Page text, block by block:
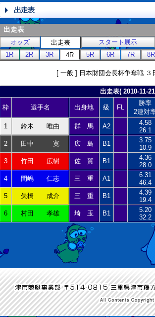
出走表
オッズ 出走表
スタート展示
1R
2R 3R 4R 5R 6R 7R 8R
[ 一般 ] 日本財団会長杯争奪戦
出走表( 2010-11-
枠 選手名 出身地 級 FL
勝率
2連対
1
鈴木 唯由 群 馬 A2
4.58
26.1
2
田中 寛 広 島 B1
3.75
10.9
3
竹田 広樹 佐 賀 B1
4.36
28.0
4
間嶋 仁志 三 重 A1
6.31
46.4
5
矢橋 成介 三 重 B1
4.39
19.4
6
村田 孝雄 埼 玉 B1
5.20
32.2